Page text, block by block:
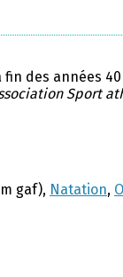
des années
Sport
gaf), Natation,